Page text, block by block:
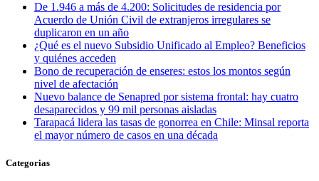
De 1.946 a más de 4.200: Solicitudes de residencia por
Acuerdo de Unión Civil de extranjeros irregulares se
duplicaron en un año
¿Qué es el nuevo Subsidio Unificado al Empleo? Beneficios
y quiénes acceden
Bono de recuperación de enseres: estos los montos según
nivel de afectación
Nuevo balance de Senapred por sistema frontal: hay cuatro
desaparecidos y 99 mil personas aisladas
Tarapacá lidera las tasas de gonorrea en Chile: Minsal reporta
el mayor número de casos en una década
Categorias